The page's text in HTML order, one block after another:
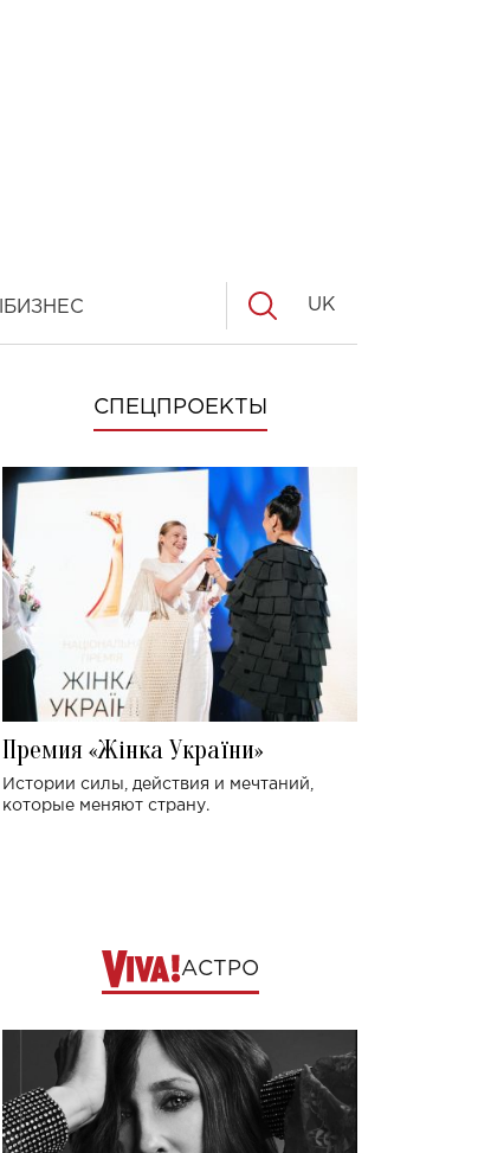
БИЗНЕС UK
СПЕЦПРОЕКТЫ
Премия «Жінка України»
Истории силы, действия и мечтаний,
которые меняют страну.
АСТРО